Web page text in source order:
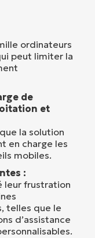
ordinateurs
peut limiter la
de
et
la solution
en charge les
mobiles.
:
leur frustration
telles que le
d’assistance